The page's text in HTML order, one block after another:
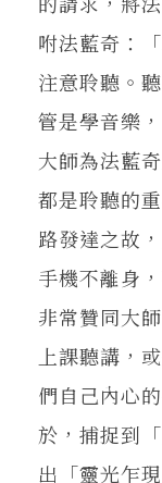
咐法藍奇：
注意聆聽。
管是學音樂
大師為法藍
都是聆聽的
路發達之故
手機不離身
非常贊同大
上課聽講，
們自己內心
於，捕捉到
出「靈光乍